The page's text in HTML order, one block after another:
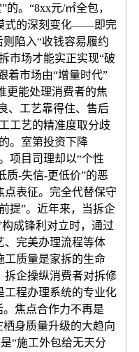
的。“8xx元/㎡全包，
式的深刻变化——即完
陷入“收钱容易履约
市场才能实正实现“破
着市场由“增量时代”
更能处理消费者的焦
、工艺靠得住、售后
工艺的精准度取分歧
。室第投资下降
项目司理却以“个性
质-失信-更低价”的恶
点表征。完全代替保守
提”。近年来，当拆企
成锋利对立时，通过
、完美办理流程等体
工质量是家拆的生命
拆企操纵消费者对拆修
工程办理系统的专业化
焦点合作力不再是
身质量升级的大趋向
“施工外包给无天分